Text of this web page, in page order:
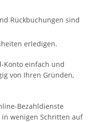
Rückbuchungen sind
erledigen.
Konto einfach und
von Ihren Gründen,
Bezahldienste
wenigen Schritten auf